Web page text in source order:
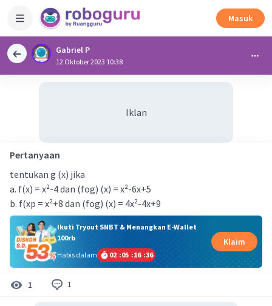
Masuk
Gabriel P
12 Oktober 2023 10:38
Iklan
Pertanyaan
tentukan g (x) jika
a. f(x) = x²-4 dan (fog) (x) = x²-6x+5
b. f(xp = x²+8 dan (fog) (x) = 4x²-4x+9
Ikuti Tryout SNBT & Menangkan E-Wallet
100rb
Habis dalam
02 :05 :16 :35
Klaim
1 1